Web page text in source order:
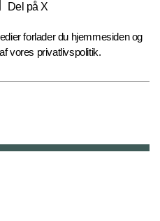
Del på X
forlader du hjemmesiden og
vores privatlivspolitik.